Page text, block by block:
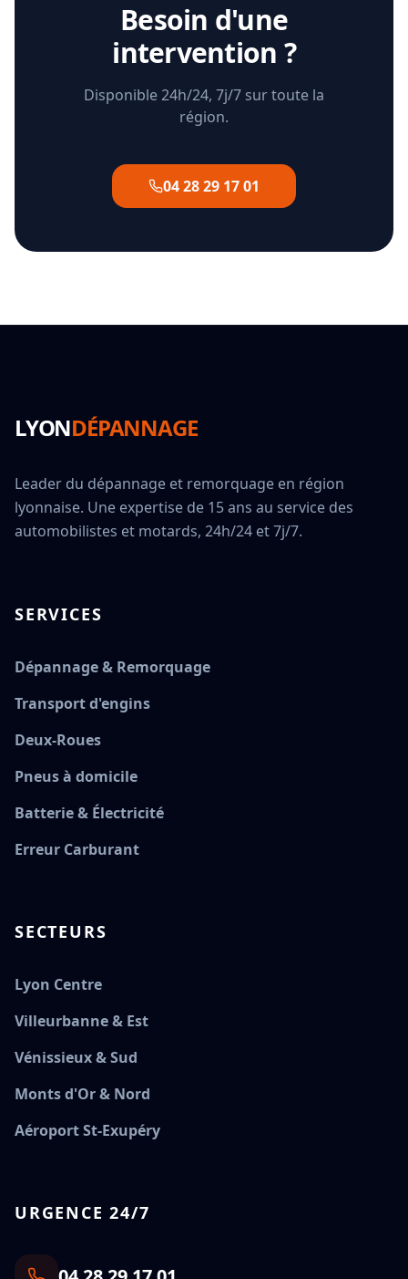
Besoin d'une
intervention ?
Disponible 24h/24, 7j/7 sur toute la
région.
04 28 29 17 01
LYONDÉPANNAGE
Leader du dépannage et remorquage en région
lyonnaise. Une expertise de 15 ans au service des
automobilistes et motards, 24h/24 et 7j/7.
SERVICES
Dépannage & Remorquage
Transport d'engins
Deux-Roues
Pneus à domicile
Batterie & Électricité
Erreur Carburant
SECTEURS
Lyon Centre
Villeurbanne & Est
Vénissieux & Sud
Monts d'Or & Nord
Aéroport St-Exupéry
URGENCE 24/7